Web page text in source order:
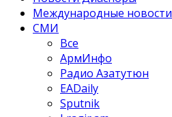
Международные новости
СМИ
Все
АрмИнфо
Радио Азатутюн
EADaily
Sputnik